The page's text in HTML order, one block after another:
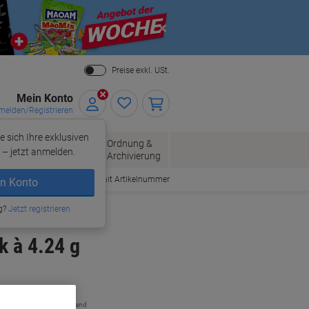
Close
Preise exkl. USt.
Mein Konto
Registrieren
sich Ihre exklusiven
jetzt anmelden.
Konto
Jetzt registrieren
Bürobedarf
Ordnung &
Archivierung
Bestellen mit Artikelnummer
à 4.24 g
zzgl. Versand